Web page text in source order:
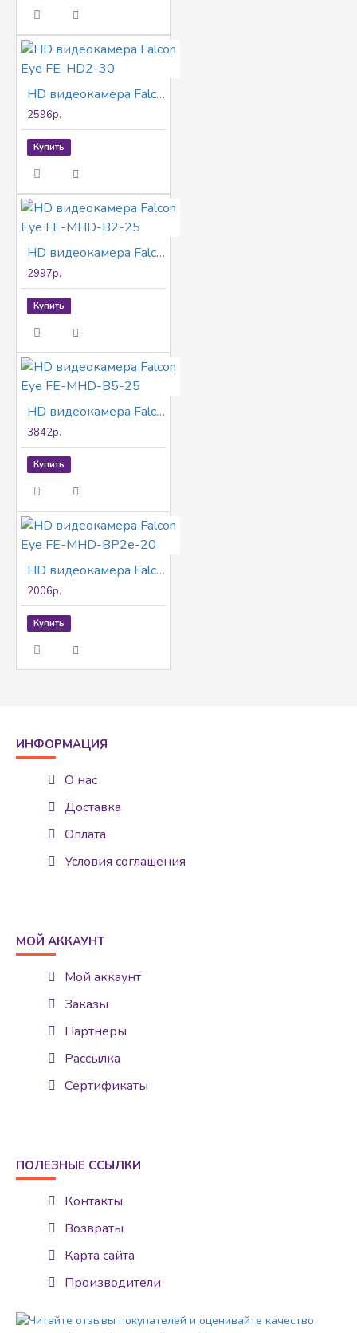
HD видеокамера Falcon Eye FE-HD2-30
2596р.
Купить
HD видеокамера Falcon Eye FE-MHD-B2-25
2997р.
Купить
HD видеокамера Falcon Eye FE-MHD-B5-25
3842р.
Купить
HD видеокамера Falcon Eye FE-MHD-BP2e-20
2006р.
Купить
ИНФОРМАЦИЯ
О нас
Доставка
Оплата
Условия соглашения
МОЙ АККАУНТ
Мой аккаунт
Заказы
Партнеры
Рассылка
Сертификаты
ПОЛЕЗНЫЕ ССЫЛКИ
Контакты
Возвраты
Карта сайта
Производители